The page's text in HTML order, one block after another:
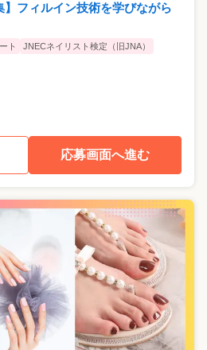
】フィルイン技術を学びながら
ト
JNECネイリスト検定（旧JNA）
応募画面へ進む